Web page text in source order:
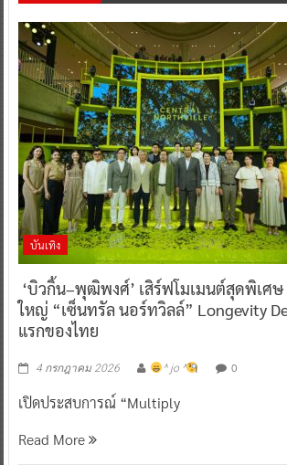
บันเทิง
‘บิวกิ้น–พุฒิพงศ์’ เสิร์ฟโมเมนต์สุดพิเศษ
ใหญ่ “เซ็นทรัล นอร์ทวิลล์” Longevity
แรกของไทย
4 กรกฎาคม 2026 ^ jo ^ 0
เปิดประสบการณ์ “Multiply
Read More